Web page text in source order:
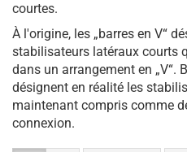
courtes.
À l'origine, les „barres en V“
stabilisateurs latéraux courts
dans un arrangement en „V“.
désignent en réalité les
maintenant compris comme
connexion.